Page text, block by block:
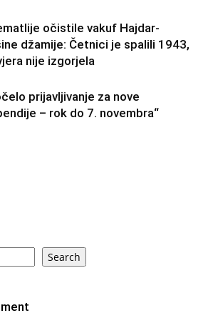
očistile vakuf Hajdar-
džamije: Četnici je spalili 1943,
nije izgorjela
prijavljivanje za nove
– rok do 7. novembra“
Search